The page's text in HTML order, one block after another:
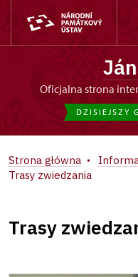
Oficjalna strona
DZISIEJSZY
Strona główna
Trasy zwiedzania
Trasy